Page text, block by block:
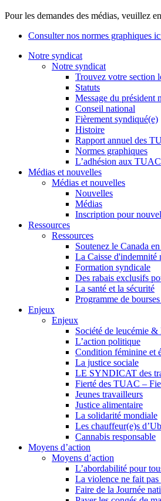
Pour les demandes des médias, veuillez
Consulter nos normes graphiques
Notre syndicat
Notre syndicat
Trouvez votre section
Statuts
Message du président
Conseil national
Fièrement syndiqué(e)
Histoire
Rapport annuel des
Normes graphiques
L’adhésion aux
Médias et nouvelles
Médias et nouvelles
Nouvelles
Médias
Inscription pour
Ressources
Ressources
Soutenez le Canada
La Caisse d'indemnité
Formation syndicale
Des rabais exclusifs
La santé et la sécurité
Programme de
Enjeux
Enjeux
Société de leucémie
L’action politique
Condition féminine et
La justice sociale
LE SYNDICAT des
Fierté des TUAC –
Jeunes travailleurs
Justice alimentaire
La solidarité mondiale
Les chauffeur(e)s
Cannabis responsable
Moyens d’action
Moyens d’action
L’abordabilité pour
La violence ne fait pas
Faire de la Journée